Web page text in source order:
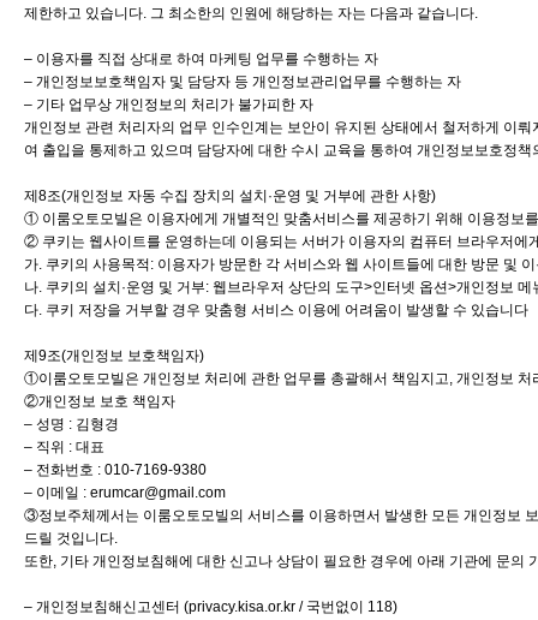
제한하고 있습니다. 그 최소한의 인원에 해당하는 자는 다음과 같습니다.
– 이용자를 직접 상대로 하여 마케팅 업무를 수행하는 자
– 개인정보보호책임자 및 담당자 등 개인정보관리업무를 수행하는 자
– 기타 업무상 개인정보의 처리가 불가피한 자
개인정보 관련 처리자의 업무 인수인계는 보안이 유지된 상태에서 철저하게 이
여 출입을 통제하고 있으며 담당자에 대한 수시 교육을 통하여 개인정보보호정
제8조(개인정보 자동 수집 장치의 설치·운영 및 거부에 관한 사항)
① 이룸오토모빌은 이용자에게 개별적인 맞춤서비스를 제공하기 위해 이용정보
② 쿠키는 웹사이트를 운영하는데 이용되는 서버가 이용자의 컴퓨터 브라우저
가. 쿠키의 사용목적: 이용자가 방문한 각 서비스와 웹 사이트들에 대한 방문 및
나. 쿠키의 설치·운영 및 거부: 웹브라우저 상단의 도구>인터넷 옵션>개인정보
다. 쿠키 저장을 거부할 경우 맞춤형 서비스 이용에 어려움이 발생할 수 있습니다
제9조(개인정보 보호책임자)
①이룸오토모빌은 개인정보 처리에 관한 업무를 총괄해서 책임지고, 개인정보
②개인정보 보호 책임자
– 성명 : 김형경
– 직위 : 대표
– 전화번호 : 010-7169-9380
– 이메일 : erumcar@gmail.com
③정보주체께서는 이룸오토모빌의 서비스를 이용하면서 발생한 모든 개인정보
드릴 것입니다.
또한, 기타 개인정보침해에 대한 신고나 상담이 필요한 경우에 아래 기관에 문의
– 개인정보침해신고센터 (privacy.kisa.or.kr / 국번없이 118)